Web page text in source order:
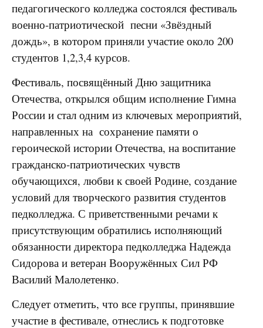
педагогического колледжа состоялся фестиваль
военно-патриотической песни «Звёздный
дождь», в котором приняли участие около 200
студентов 1,2,3,4 курсов.
Фестиваль, посвящённый Дню защитника
Отечества, открылся общим исполнение Гимна
России и стал одним из ключевых мероприятий,
направленных на сохранение памяти о
героической истории Отечества, на воспитание
гражданско-патриотических чувств
обучающихся, любви к своей Родине, создание
условий для творческого развития студентов
педколледжа. С приветственными речами к
присутствующим обратились исполняющий
обязанности директора педколледжа Надежда
Сидорова и ветеран Вооружённых Сил РФ
Василий Малолетенко.
Следует отметить, что все группы, принявшие
участие в фестивале, отнеслись к подготовке